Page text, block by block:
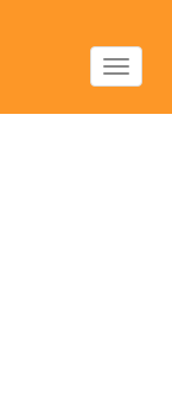
Toggle